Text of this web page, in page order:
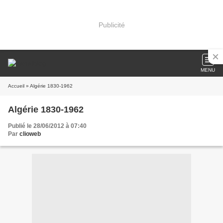
Publicité
MENU
Accueil » Algérie 1830-1962
Algérie 1830-1962
Publié le 28/06/2012 à 07:40
Par clioweb